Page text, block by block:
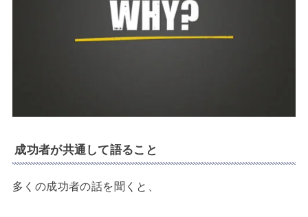
成功者が共通して語ること
多くの成功者の話を聞くと、